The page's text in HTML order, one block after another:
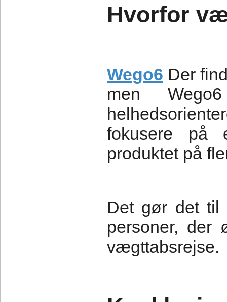
Hvorfor
Wego6 Der
men
fokusere på
produktet på
Det gør det til
personer, der
vægttabsrejse.